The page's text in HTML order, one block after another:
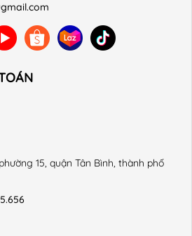
15, quận Tân Bình, thành phố